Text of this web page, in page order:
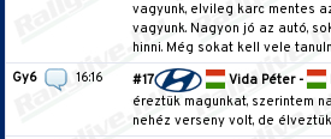
vagyunk, elvileg karc mentes
vagyunk. Nagyon jó az autó,
hinni. Még sokat kell vele
Gy6
16:16 #17 Vida Péter -
éreztük magunkat, szerintem
nehéz verseny volt, de